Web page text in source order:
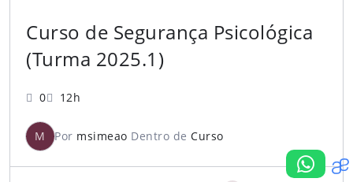
Curso de Segurança Psicológica
(Turma 2025.1)
0 12h
M Por msimeao Dentro de Curso